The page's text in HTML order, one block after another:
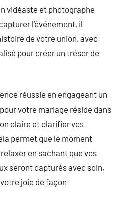
vidéaste et photographe
l’événement, il
de votre union, avec
pour créer un trésor de
réussie en engageant un
votre mariage réside dans
claire et clarifier vos
permet que le moment
en sachant que vos
seront capturés avec soin,
joie de façon